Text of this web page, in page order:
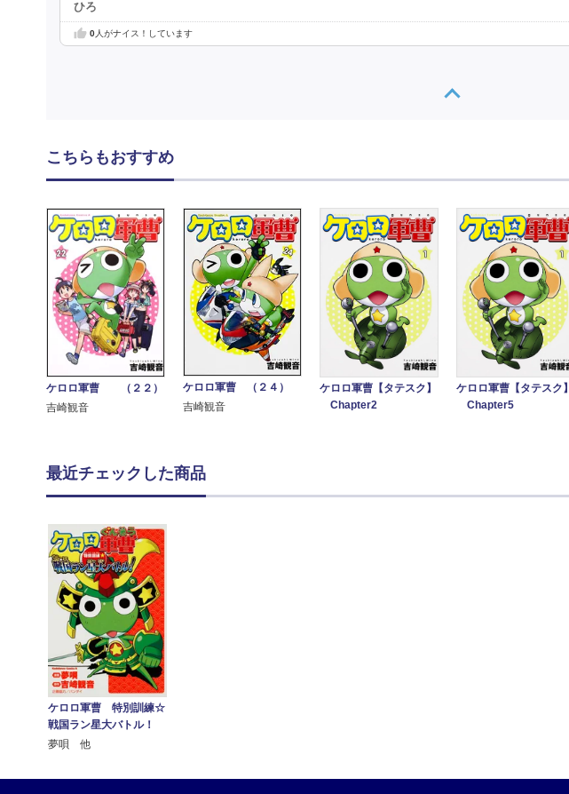
ひろ
0人がナイス！しています
こちらもおすすめ
ケロロ軍曹 （２２）
吉崎観音
ケロロ軍曹 （２４）
吉崎観音
ケロロ軍曹【タテスク】
Chapter2
ケロロ軍曹【タテスク】
Chapter5
最近チェックした商品
ケロロ軍曹 特別訓練☆
戦国ラン星大バトル！
夢唄 他